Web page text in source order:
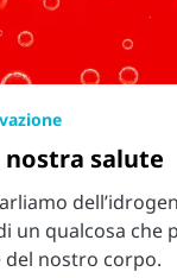
nostra salute
un qualcosa che
nostro corpo.